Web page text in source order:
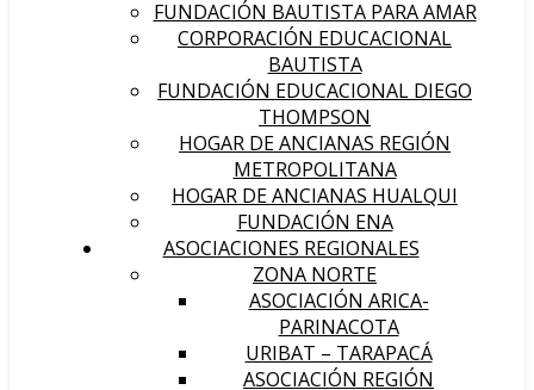
FUNDACIÓN BAUTISTA PARA AMAR
CORPORACIÓN EDUCACIONAL
BAUTISTA
FUNDACIÓN EDUCACIONAL DIEGO
THOMPSON
HOGAR DE ANCIANAS REGIÓN
METROPOLITANA
HOGAR DE ANCIANAS HUALQUI
FUNDACIÓN ENA
ASOCIACIONES REGIONALES
ZONA NORTE
ASOCIACIÓN ARICA-
PARINACOTA
URIBAT – TARAPACÁ
ASOCIACIÓN REGIÓN